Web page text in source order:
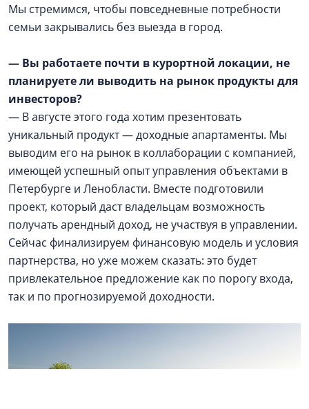
Мы стремимся, чтобы повседневные потребности
семьи закрывались без выезда в город.
— Вы работаете почти в курортной локации, не
планируете ли выводить на рынок продукты для
инвесторов?
— В августе этого года хотим презентовать
уникальный продукт — доходные апартаменты. Мы
выводим его на рынок в коллаборации с компанией,
имеющей успешный опыт управления объектами в
Петербурге и Ленобласти. Вместе подготовили
проект, который даст владельцам возможность
получать арендный доход, не участвуя в управлении.
Сейчас финализируем финансовую модель и условия
партнерства, но уже можем сказать: это будет
привлекательное предложение как по порогу входа,
так и по прогнозируемой доходности.